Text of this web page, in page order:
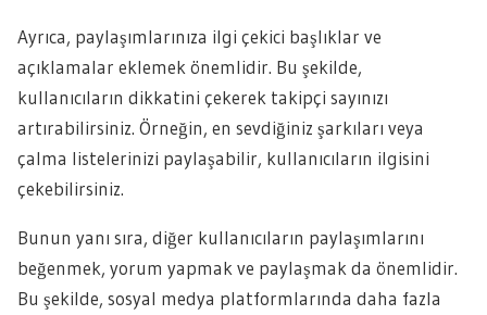
Ayrıca, paylaşımlarınıza ilgi çekici başlıklar ve
açıklamalar eklemek önemlidir. Bu şekilde,
kullanıcıların dikkatini çekerek takipçi sayınızı
artırabilirsiniz. Örneğin, en sevdiğiniz şarkıları veya
çalma listelerinizi paylaşabilir, kullanıcıların ilgisini
çekebilirsiniz.
Bunun yanı sıra, diğer kullanıcıların paylaşımlarını
beğenmek, yorum yapmak ve paylaşmak da önemlidir.
Bu şekilde, sosyal medya platformlarında daha fazla